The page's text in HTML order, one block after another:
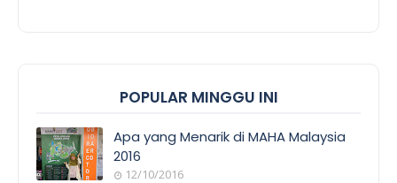
POPULAR MINGGU INI
Apa yang Menarik di MAHA Malaysia
2016
12/10/2016